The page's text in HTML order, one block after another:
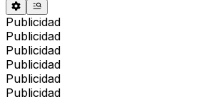
Publicidad
Publicidad
Publicidad
Publicidad
Publicidad
Publicidad